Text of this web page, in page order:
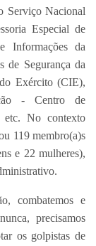
Serviço Nacional
Especial de
Informações da
de Segurança da
Exército (CIE),
- Centro de
etc. No contexto
119 membro(a)s
e 22 mulheres),
combatemos e
precisamos
os golpistas de